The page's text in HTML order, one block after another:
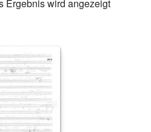
Ergebnis wird angezeigt